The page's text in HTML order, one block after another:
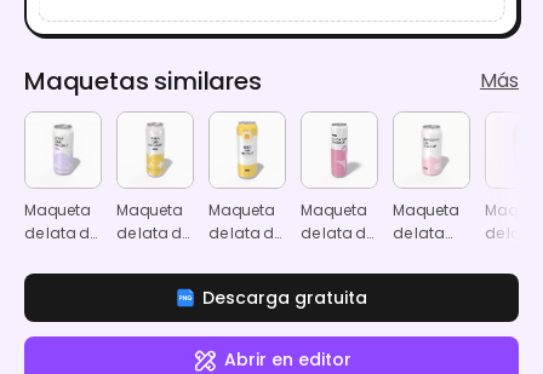
Maquetas similares Más
Maqueta
de lata de
de 440 ml
Maqueta
de lata de
de 550 ml
Maqueta
de lata de
cerveza
de 550 ml
Maqueta
de lata de
de 500 ml
Maqueta
de lata
de 16 oz
de lata
de 440
Descarga gratuita
Abrir en editor